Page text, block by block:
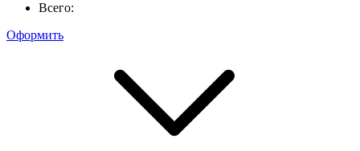
Всего:
Оформить